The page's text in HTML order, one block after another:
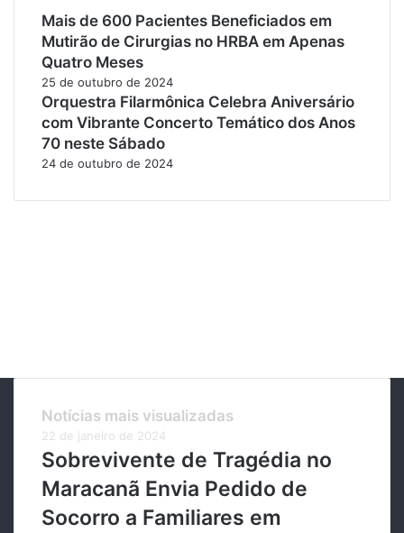
Mais de 600 Pacientes Beneficiados em
Mutirão de Cirurgias no HRBA em Apenas
Quatro Meses
25 de outubro de 2024
Orquestra Filarmônica Celebra Aniversário
com Vibrante Concerto Temático dos Anos
70 neste Sábado
24 de outubro de 2024
Notícias mais visualizadas
22 de janeiro de 2024
Sobrevivente de Tragédia no
Maracanã Envia Pedido de
Socorro a Familiares em